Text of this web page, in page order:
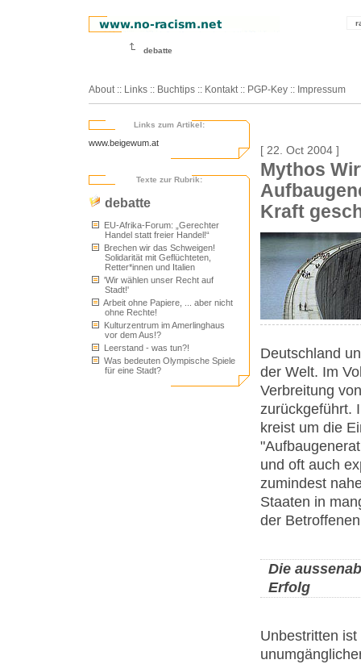
debatte
About :: Links :: Buchtips :: Kontakt :: PGP-Key :: Impressum
Links zum Artikel:
www.beigewum.at
Texte zur Rubrik:
debatte
EU-Afrika-Forum: „Gerechter
Handel statt freier Handel!“
Brechen wir das Schweigen!
Solidarität mit Geflüchteten,
Retter*innen und Italien
'Wir wählen unser Recht auf
Stadt!'
Arbeit ohne Papiere, ... aber nicht
ohne Rechte!
Kulturzentrum im Amerlinghaus
vor dem Aus!?
Leerstand - was tun?!
Was bedeuten Olympische Spiele
für eine Stadt?
[ 22. Oct 2004 ]
Mythos
Kraft
Deutschland
der Welt. Im
Verbreitung
zurückgeführt.
kreist um die
und oft auch
zumindest
Staaten in
der
Die
Erfolg
Unbestritten